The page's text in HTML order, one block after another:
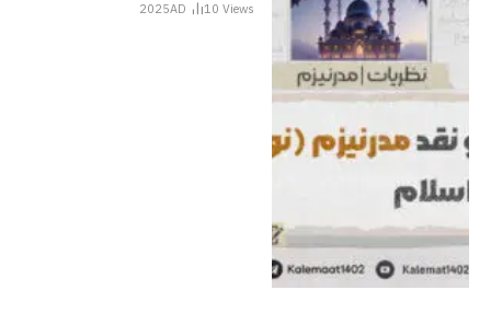
2025AD
10Views